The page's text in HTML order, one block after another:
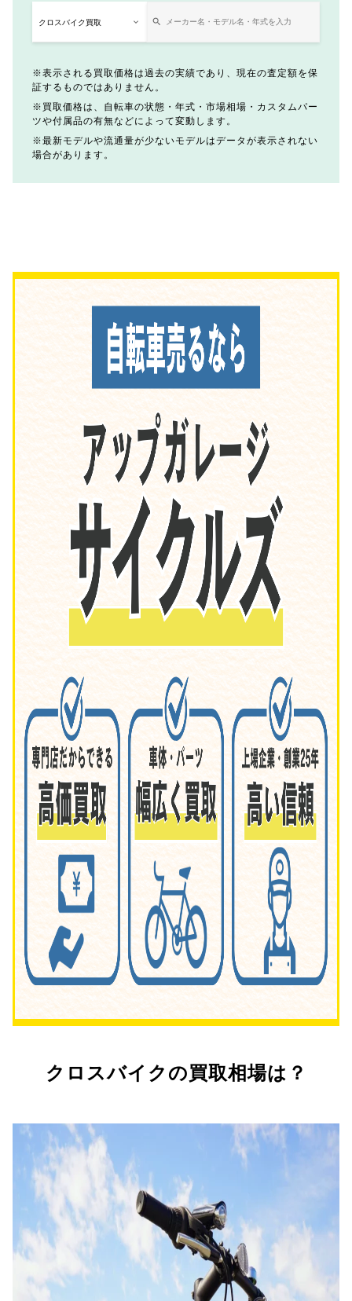
表示される買取価格は過去の実績であり、現在の査定額を保
証するものではありません。
買取価格は、自転車の状態・年式・市場相場・カスタムパー
ツや付属品の有無などによって変動します。
最新モデルや流通量が少ないモデルはデータが表示されない
場合があります。
クロスバイクの買取相場は？